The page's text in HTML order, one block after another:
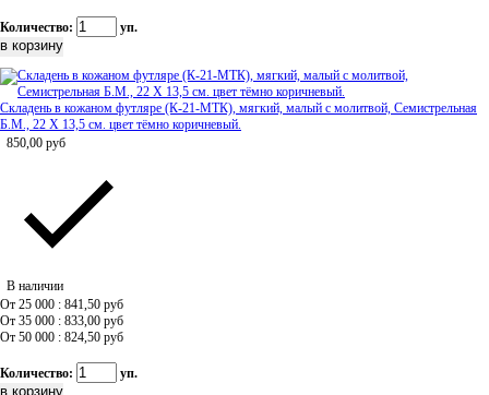
Количество: уп.
Складень в кожаном футляре (К-21-МТК), мягкий, малый с молитвой, Семистрельная
Б.М., 22 Х 13,5 см. цвет тёмно коричневый.
850,00 руб
В наличии
От 25 000 : 841,50 руб
От 35 000 : 833,00 руб
От 50 000 : 824,50 руб
Количество: уп.